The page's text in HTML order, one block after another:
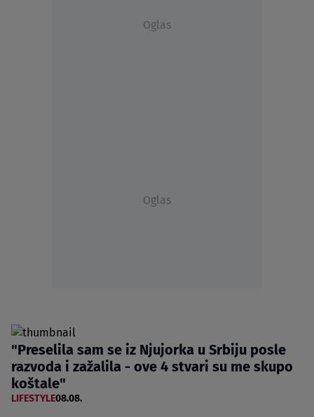
Oglas
Oglas
"Preselila sam se iz Njujorka u Srbiju posle
razvoda i zažalila - ove 4 stvari su me skupo
koštale"
LIFESTYLE08.08.